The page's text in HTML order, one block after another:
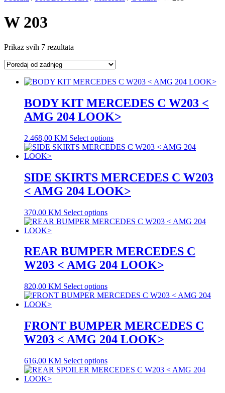
W 203
Prikaz svih 7 rezultata
BODY KIT MERCEDES C W203 <
AMG 204 LOOK>
2.468,00 KM Select options
SIDE SKIRTS MERCEDES C W203
< AMG 204 LOOK>
370,00 KM Select options
REAR BUMPER MERCEDES C
W203 < AMG 204 LOOK>
820,00 KM Select options
FRONT BUMPER MERCEDES C
W203 < AMG 204 LOOK>
616,00 KM Select options